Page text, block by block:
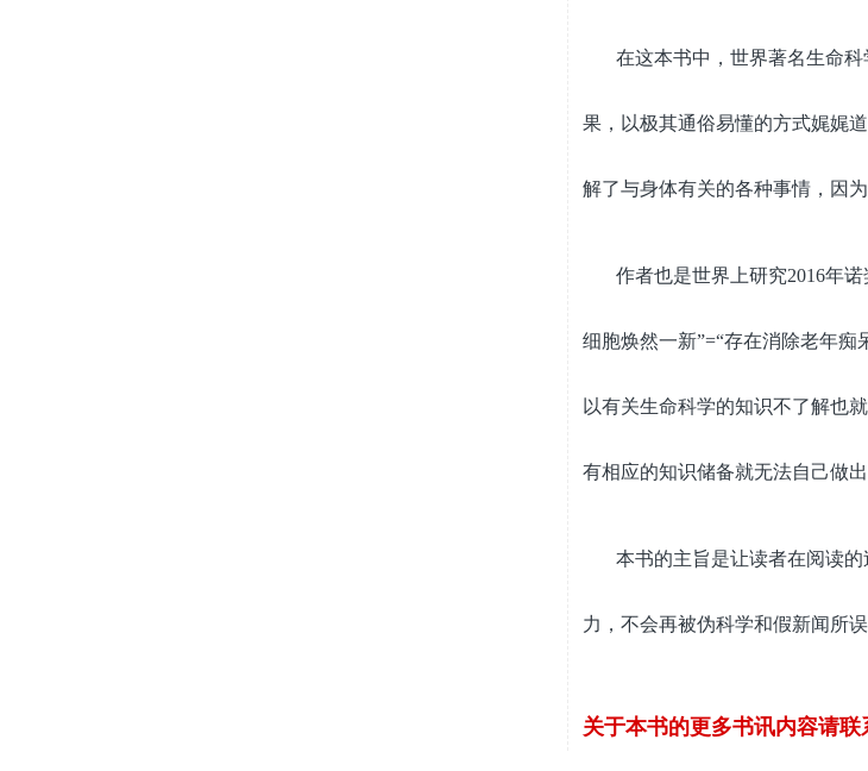
在这本书中，世界著名生命
果，以极其通俗易懂的方式娓娓
解了与身体有关的各种事情，因
作者也是世界上研究2016年诺
细胞焕然一新”=“存在消除老年痴
以有关生命科学的知识不了解也
有相应的知识储备就无法自己做
本书的主旨是让读者在阅读
力，不会再被伪科学和假新闻所
关于本书的更多书讯内容请联